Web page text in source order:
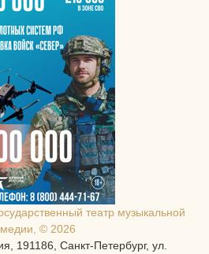
театр музыкальной
© 2026
191186, Санкт-Петербург, ул.